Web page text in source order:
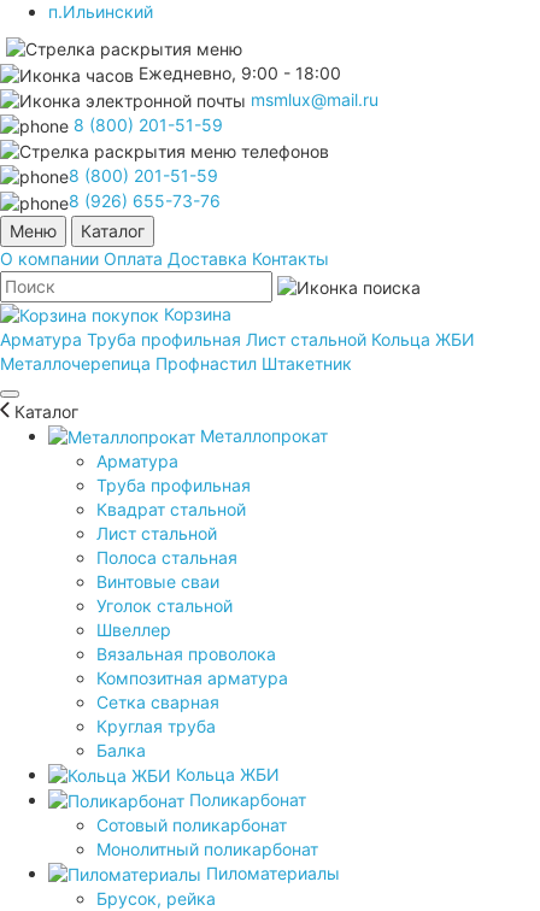
п.Ильинский
Ежедневно, 9:00 - 18:00
msmlux@mail.ru
8 (800) 201-51-59
8 (800) 201-51-59
8 (926) 655-73-76
Меню
Каталог
О компании Оплата Доставка Контакты
Корзина
Арматура Труба профильная Лист стальной Кольца ЖБИ
Металлочерепица Профнастил Штакетник
Каталог
Металлопрокат
Арматура
Труба профильная
Квадрат стальной
Лист стальной
Полоса стальная
Винтовые сваи
Уголок стальной
Швеллер
Вязальная проволока
Композитная арматура
Сетка сварная
Круглая труба
Балка
Кольца ЖБИ
Поликарбонат
Сотовый поликарбонат
Монолитный поликарбонат
Пиломатериалы
Брусок, рейка